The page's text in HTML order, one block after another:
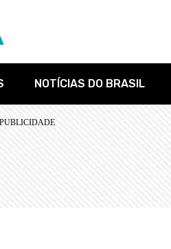
NOTÍCIAS DO BRASIL